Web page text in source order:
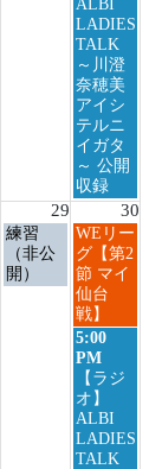
23rd
2026
ALBI
LADIES
TALK
～川澄
奈穂美
アイシ
テルニ
イガタ
～ 公開
収録
29 30
土
曜
日,
練習
（非公
開）
日
曜
日,
8
月
30th
2026
WEリー
グ【第2
節 マイ
仙台
戦】
日
曜
日,
8
月
30th
2026
5:00
PM
【ラジ
オ】
ALBI
LADIES
TALK